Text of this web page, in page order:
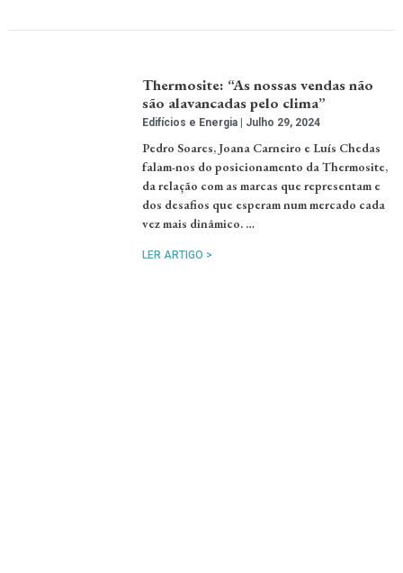
Thermosite: “As nossas vendas não
são alavancadas pelo clima”
Edifícios e Energia Julho 29, 2024
Pedro Soares, Joana Carneiro e Luís Chedas
falam-nos do posicionamento da Thermosite,
da relação com as marcas que representam e
dos desafios que esperam num mercado cada
vez mais dinâmico. …
LER ARTIGO >